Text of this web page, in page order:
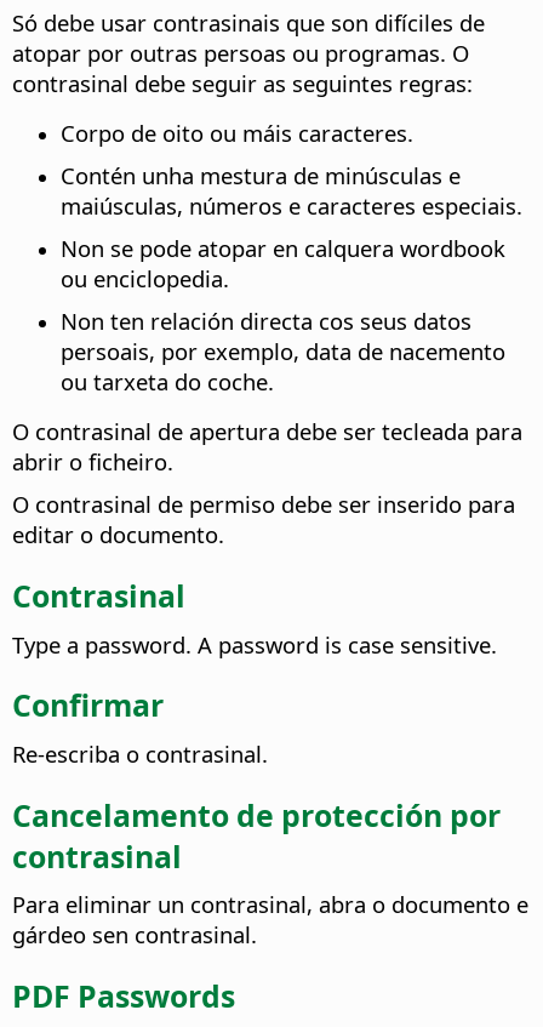
Só debe usar contrasinais que son difíciles de
atopar por outras persoas ou programas. O
contrasinal debe seguir as seguintes regras:
Corpo de oito ou máis caracteres.
Contén unha mestura de minúsculas e
maiúsculas, números e caracteres especiais.
Non se pode atopar en calquera wordbook
ou enciclopedia.
Non ten relación directa cos seus datos
persoais, por exemplo, data de nacemento
ou tarxeta do coche.
O contrasinal de apertura debe ser tecleada para
abrir o ficheiro.
O contrasinal de permiso debe ser inserido para
editar o documento.
Contrasinal
Type a password. A password is case sensitive.
Confirmar
Re-escriba o contrasinal.
Cancelamento de protección por
contrasinal
Para eliminar un contrasinal, abra o documento e
gárdeo sen contrasinal.
PDF Passwords